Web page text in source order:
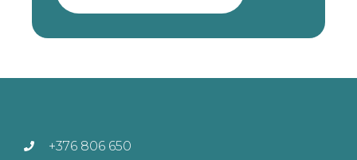
+376 806 650